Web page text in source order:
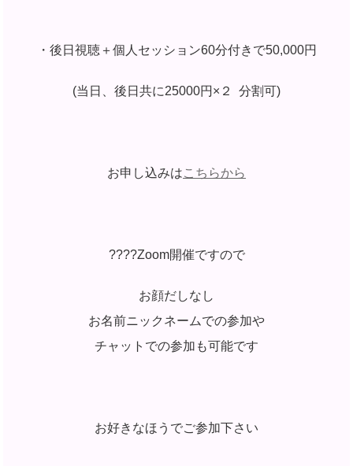
・後日視聴＋個人セッション60分付きで50,000円
(当日、後日共に25000円×２ 分割可)
お申し込みはこちらから
????Zoom開催ですので
お顔だしなし
お名前ニックネームでの参加や
チャットでの参加も可能です
お好きなほうでご参加下さい